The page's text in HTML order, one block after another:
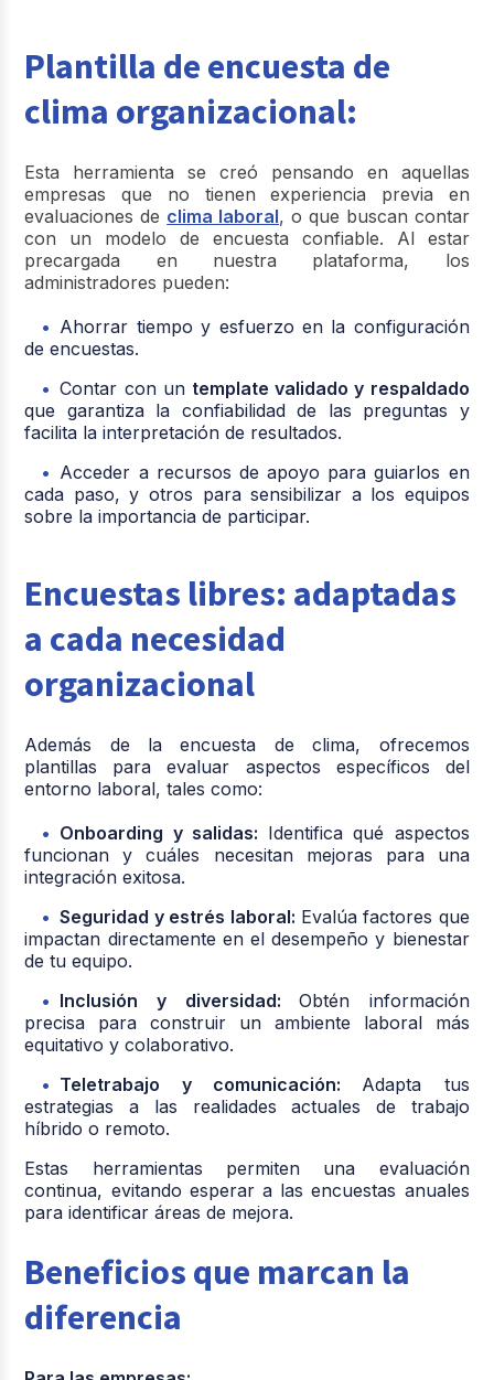
Plantilla de encuesta de
clima organizacional:
Esta herramienta se creó pensando en aquellas
empresas que no tienen experiencia previa en
evaluaciones de clima laboral, o que buscan contar
con un modelo de encuesta confiable. Al estar
precargada en nuestra plataforma, los
administradores pueden:
Ahorrar tiempo y esfuerzo en la configuración
de encuestas.
Contar con un template validado y respaldado
que garantiza la confiabilidad de las preguntas y
facilita la interpretación de resultados.
Acceder a recursos de apoyo para guiarlos en
cada paso, y otros para sensibilizar a los equipos
sobre la importancia de participar.
Encuestas libres: adaptadas
a cada necesidad
organizacional
Además de la encuesta de clima, ofrecemos
plantillas para evaluar aspectos específicos del
entorno laboral, tales como:
Onboarding y salidas: Identifica qué aspectos
funcionan y cuáles necesitan mejoras para una
integración exitosa.
Seguridad y estrés laboral: Evalúa factores que
impactan directamente en el desempeño y bienestar
de tu equipo.
Inclusión y diversidad:Obtén información
precisa para construir un ambiente laboral más
equitativo y colaborativo.
Teletrabajo y comunicación: Adapta tus
estrategias a las realidades actuales de trabajo
híbrido o remoto.
Estas herramientas permiten una evaluación
continua, evitando esperar a las encuestas anuales
para identificar áreas de mejora.
Beneficios que marcan la
diferencia